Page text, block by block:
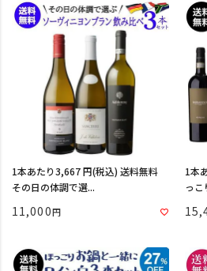
1本あたり3,667 円(税込) 送料無料
その日の体調で選...
11,000
1本
っ